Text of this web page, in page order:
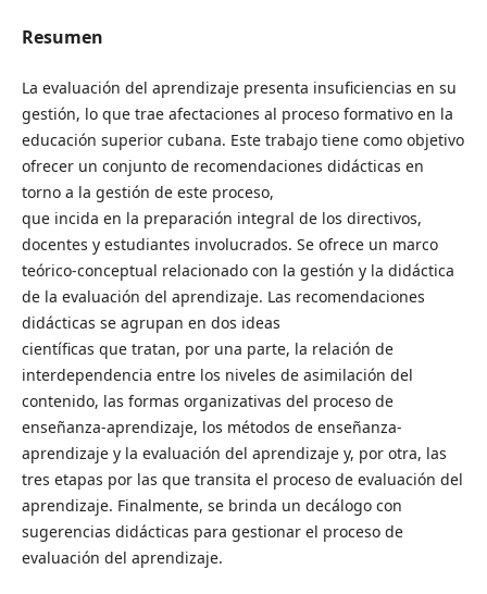
Resumen
La evaluación del aprendizaje presenta insuficiencias en su
gestión, lo que trae afectaciones al proceso formativo en la
educación superior cubana. Este trabajo tiene como objetivo
ofrecer un conjunto de recomendaciones didácticas en
torno a la gestión de este proceso,
que incida en la preparación integral de los directivos,
docentes y estudiantes involucrados. Se ofrece un marco
teórico-conceptual relacionado con la gestión y la didáctica
de la evaluación del aprendizaje. Las recomendaciones
didácticas se agrupan en dos ideas
científicas que tratan, por una parte, la relación de
interdependencia entre los niveles de asimilación del
contenido, las formas organizativas del proceso de
enseñanza-aprendizaje, los métodos de enseñanza-
aprendizaje y la evaluación del aprendizaje y, por otra, las
tres etapas por las que transita el proceso de evaluación del
aprendizaje. Finalmente, se brinda un decálogo con
sugerencias didácticas para gestionar el proceso de
evaluación del aprendizaje.